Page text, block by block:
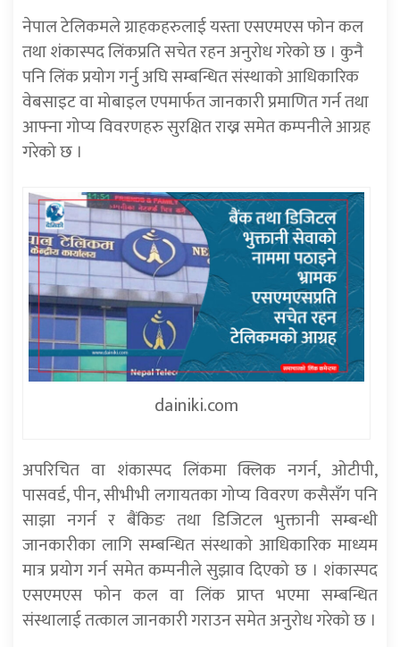
नेपाल टेलिकमले ग्राहकहरुलाई यस्ता एसएमएस फोन कल
तथा शंकास्पद लिंकप्रति सचेत रहन अनुरोध गरेको छ । कुनै
पनि लिंक प्रयोग गर्नु अघि सम्बन्धित संस्थाको आधिकारिक
वेबसाइट वा मोबाइल एपमार्फत जानकारी प्रमाणित गर्न तथा
आफ्ना गोप्य विवरणहरु सुरक्षित राख्न समेत कम्पनीले आग्रह
गरेको छ ।
dainiki.com
अपरिचित वा शंकास्पद लिंकमा क्लिक नगर्न, ओटीपी,
पासवर्ड, पीन, सीभीभी लगायतका गोप्य विवरण कसैसँग पनि
साझा नगर्न र बैंकिङ तथा डिजिटल भुक्तानी सम्बन्धी
जानकारीका लागि सम्बन्धित संस्थाको आधिकारिक माध्यम
मात्र प्रयोग गर्न समेत कम्पनीले सुझाव दिएको छ । शंकास्पद
एसएमएस फोन कल वा लिंक प्राप्त भएमा सम्बन्धित
संस्थालाई तत्काल जानकारी गराउन समेत अनुरोध गरेको छ ।